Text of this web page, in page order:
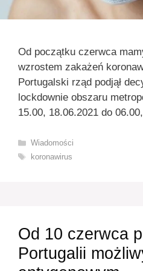
Od początku czerwca
wzrostem zakażeń
Portugalski rząd podjął
lockdownie obszaru
15.00, 18.06.2021 do
Kategorie
Wiadomości
Tagi
koronawirus
Od 10 czerwca
Portugalii